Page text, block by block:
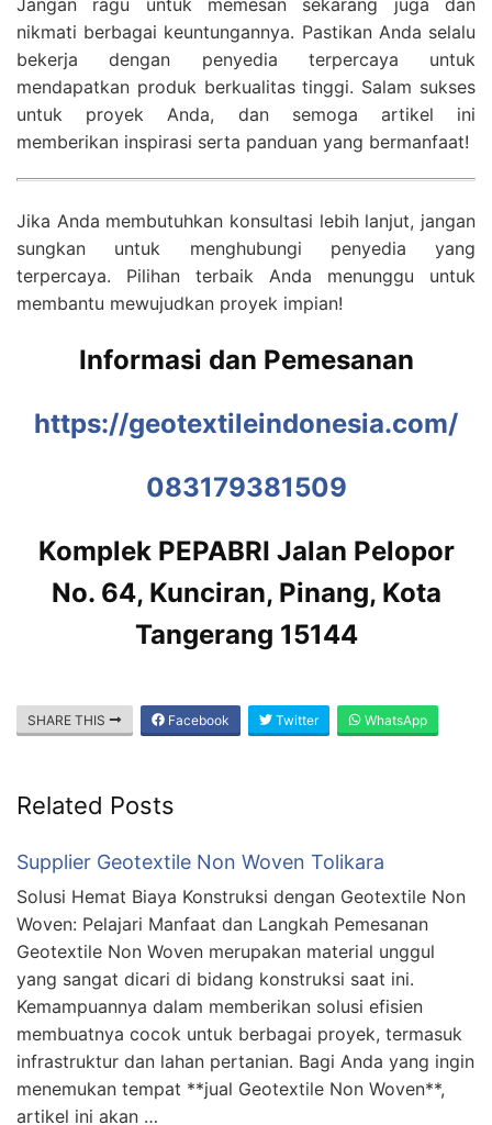
nikmati berbagai keuntungannya. Pastikan Anda selalu
bekerja dengan penyedia terpercaya untuk
mendapatkan produk berkualitas tinggi. Salam sukses
untuk proyek Anda, dan semoga artikel ini
memberikan inspirasi serta panduan yang bermanfaat!
Jika Anda membutuhkan konsultasi lebih lanjut, jangan
sungkan untuk menghubungi penyedia yang
terpercaya. Pilihan terbaik Anda menunggu untuk
membantu mewujudkan proyek impian!
Informasi dan Pemesanan
https://geotextileindonesia.com/
083179381509
Komplek PEPABRI Jalan Pelopor
No. 64, Kunciran, Pinang, Kota
Tangerang 15144
SHARE THIS Facebook Twitter WhatsApp
Related Posts
Supplier Geotextile Non Woven Tolikara
Solusi Hemat Biaya Konstruksi dengan Geotextile Non
Woven: Pelajari Manfaat dan Langkah Pemesanan
Geotextile Non Woven merupakan material unggul
yang sangat dicari di bidang konstruksi saat ini.
Kemampuannya dalam memberikan solusi efisien
membuatnya cocok untuk berbagai proyek, termasuk
infrastruktur dan lahan pertanian. Bagi Anda yang ingin
menemukan tempat **jual Geotextile Non Woven**,
artikel ini akan …